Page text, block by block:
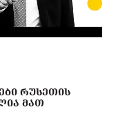
ᲠᲣᲡᲔᲗᲘᲡ
ᲛᲐᲗ